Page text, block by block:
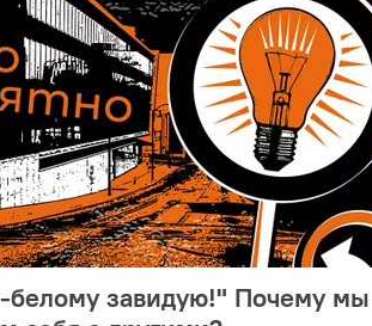
белому завидую!" Почему мы